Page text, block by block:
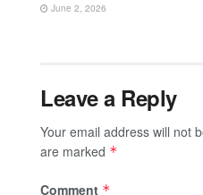
June 2, 2026
Leave a Reply
Your email address will not
are marked *
Comment *